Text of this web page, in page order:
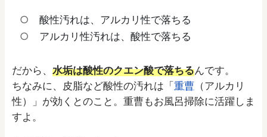
酸性汚れは、アルカリ性で落ちる
アルカリ性汚れは、酸性で落ちる
だから、 水垢は酸性のクエン酸で落ちるんです。
ちなみに、皮脂など酸性の汚れは「重曹 （アルカリ
性）」が効くとのこと。重曹もお風呂掃除に活躍しま
すよ。